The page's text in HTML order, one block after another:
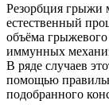
Резорбция грыжи
естественный
объёма
иммунных
В ряде случаев
помощью
подобранного